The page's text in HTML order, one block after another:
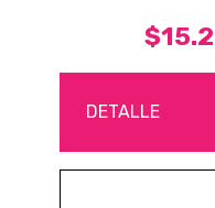
DETALLE